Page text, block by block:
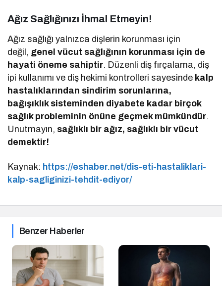
Ağız Sağlığınızı İhmal Etmeyin!
Ağız sağlığı yalnızca dişlerin korunması için
değil, genel vücut sağlığının korunması için de
hayati öneme sahiptir. Düzenli diş fırçalama, diş
ipi kullanımı ve diş hekimi kontrolleri sayesinde kalp
hastalıklarından sindirim sorunlarına,
bağışıklık sisteminden diyabete kadar birçok
sağlık probleminin önüne geçmek mümkündür.
Unutmayın, sağlıklı bir ağız, sağlıklı bir vücut
demektir!
Kaynak: https://eshaber.net/dis-eti-hastaliklari-
kalp-sagliginizi-tehdit-ediyor/
Benzer Haberler